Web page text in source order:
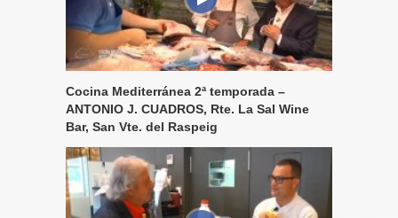
Cocina Mediterránea 2ª temporada –
ANTONIO J. CUADROS, Rte. La Sal Wine
Bar, San Vte. del Raspeig